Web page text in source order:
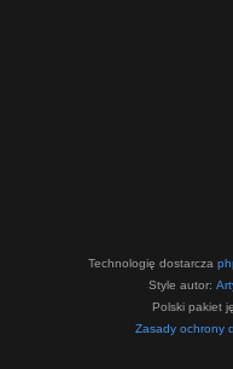
Technologię dostarcza
Style autor:
Polski pakiet
Zasady ochrony